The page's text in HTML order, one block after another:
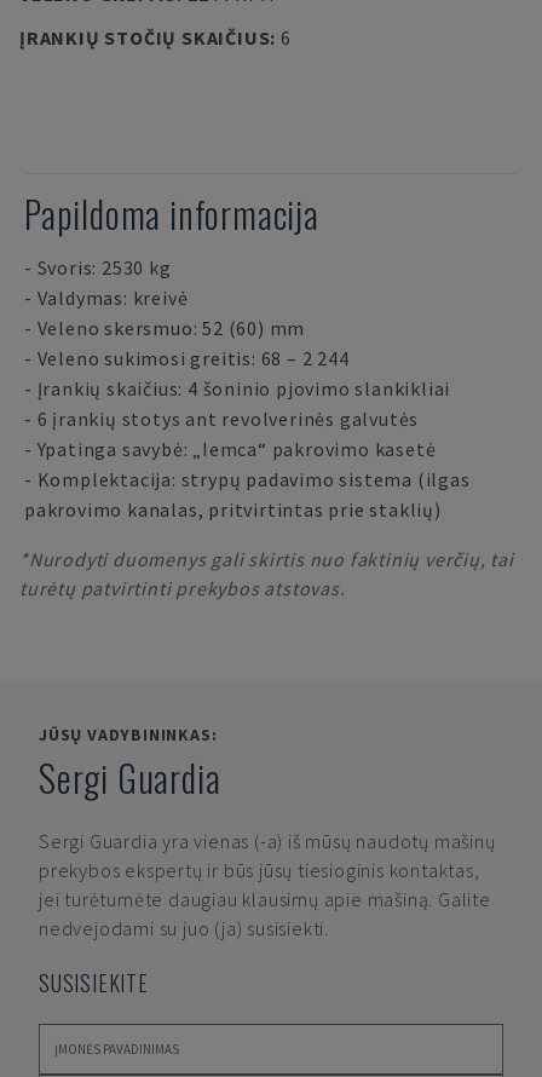
ĮRANKIŲ STOČIŲ SKAIČIUS: 6
Papildoma informacija
- Svoris: 2530 kg
- Valdymas: kreivė
- Veleno skersmuo: 52 (60) mm
- Veleno sukimosi greitis: 68 – 2 244
- Įrankių skaičius: 4 šoninio pjovimo slankikliai
- 6 įrankių stotys ant revolverinės galvutės
- Ypatinga savybė: „Iemca“ pakrovimo kasetė
- Komplektacija: strypų padavimo sistema (ilgas
pakrovimo kanalas, pritvirtintas prie staklių)
*Nurodyti duomenys gali skirtis nuo faktinių verčių, tai
turėtų patvirtinti prekybos atstovas.
JŪSŲ VADYBININKAS:
Sergi Guardia
Sergi Guardia yra vienas (-a) iš mūsų naudotų mašinų
prekybos ekspertų ir būs jūsų tiesioginis kontaktas,
jei turėtumėte daugiau klausimų apie mašiną. Galite
nedvejodami su juo (ja) susisiekti.
SUSISIEKITE